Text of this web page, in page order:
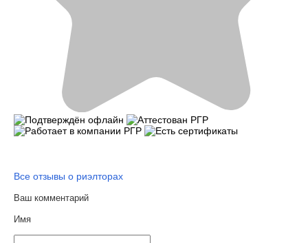
Все отзывы о риэлторах
Ваш комментарий
Имя